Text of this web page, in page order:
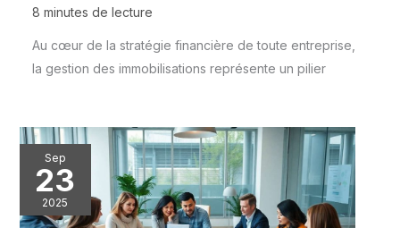
8 minutes de lecture
Au cœur de la stratégie financière de toute entreprise,
la gestion des immobilisations représente un pilier
Sep
23
2025